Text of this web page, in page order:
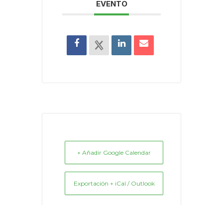
EVENTO
+ Añadir Google Calendar
Exportación + iCal / Outlook